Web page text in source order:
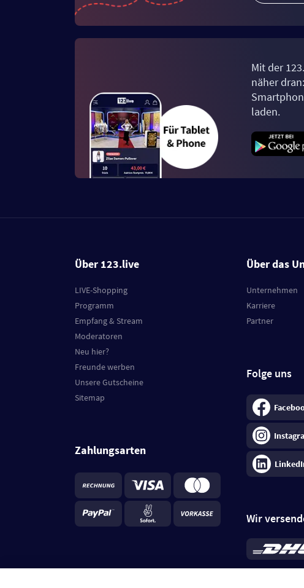
Mit der
näher
laden.
Über 123.live
LIVE-Shopping
Programm
Empfang & Stream
Moderatoren
Neu hier?
Freunde werben
Unsere Gutscheine
Sitemap
Zahlungsarten
Über das
Unternehmen
Karriere
Partner
Folge uns
Wir
*Standard 6,95
je Bestellung,